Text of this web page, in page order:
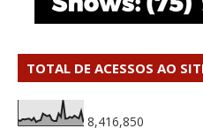
TOTAL DE ACESSOS AO
8,416,850